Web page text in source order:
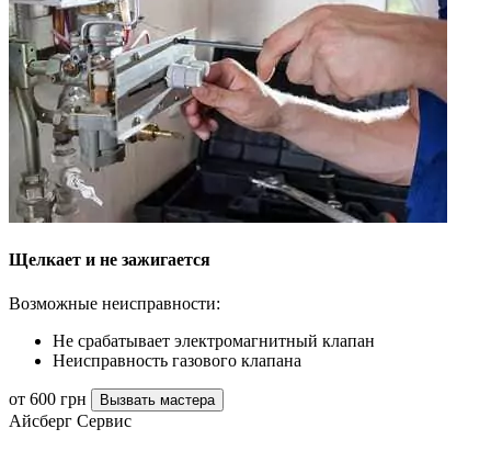
Щелкает и не зажигается
Возможные неисправности:
Не срабатывает электромагнитный клапан
Неисправность газового клапана
от 600 грн Вызвать мастера
Айсберг Сервис